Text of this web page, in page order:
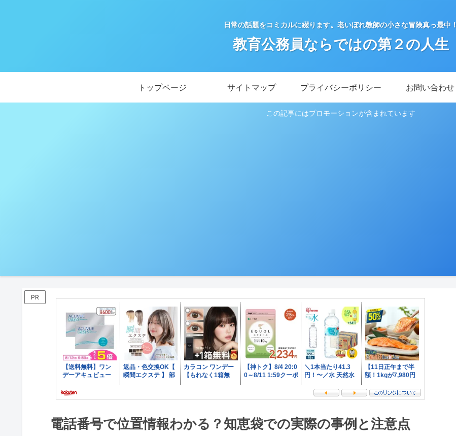
日常の話題をコミカルに綴ります。老いぼれ教師の小さな冒険真っ最中！
教育公務員ならではの第２の人生
トップページ サイトマップ プライバシーポリシー お問い合わせ
この記事にはプロモーションが含まれています
PR
電話番号で位置情報わかる？知恵袋での実際の事例と注意点